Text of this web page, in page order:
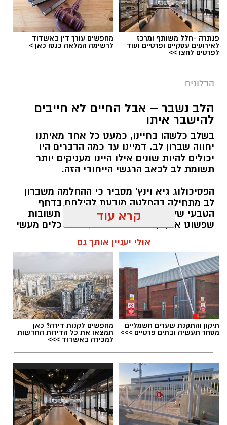
יש לכם מידע חשוב שטרם נחשף? צילומים מאירוע
חדשותי? מצאתם טעות בכתבה? נשמח שתשתפו
אותנו
פנתרה -חלל משותף ומרכז
לאירועים עסקיים ופרטיים ועוד
לפרטים לחצו >>
מחפשים עורך דין באשדוד
לרשימה המלאה כנסו כאן >
הבלוגים
הלב נשבר – אבל החיים לא חייבים
להישבר איתו
בשלב כלשהו בחיינו, כמעט כל אחד מאיתנו
יחווה שברון לב. דמיינו עד כמה הדברים היו
יכולים להיות שונים אילו היינו מעניקים יותר
תשומת לב לכאב הרגשי הייחודי הזה.
הפסיכולוג גיא וינץ' מסביר כי ההחלמה משברון
לב מתחילה בהחלטה מודעת להילחם בדחף
הטבעי שלנו לייפות את העבר ולחפש תשובות
שפשוט אינן קיימות. הוא מציע ארגז כלים מעשי
שיעזור לנו, בהדרגה, להשתחרר מהכאב ולהמשיך
הלב שלנו אולי נשבר לפעמים, אבל אנחנו לא
חייבים להישבר יחד איתו.
מערכת האתר / 09:04 23.07.26
תגים:טד
קרא עוד
אולי יעניין אותך גם
תיקון והתקנת שערים חשמליים
מסחר תעשיה ובתים פרטיים >>>
מחפשים לקנות דירה? כאן
תמצאו את כל הדירות החדשות
למכירה באשדוד >>>